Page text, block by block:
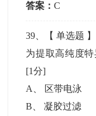
答案：C
39 、【单选题 】
为提取高纯度
[1分]
A
区带电泳
B 、凝胶过滤